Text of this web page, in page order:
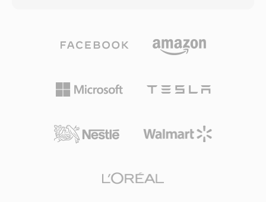
صلة في بيئات وسائط Windows القديمة وبيئات
البسيط إلى ترجمات ASS المنسقة المعقدة ومسارات
PGS النقطية من أقراص Blu-ray. تدعم MKV أيضاً
للترجمات المنسقة) ووسوم البيانات الوصفية، مما